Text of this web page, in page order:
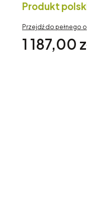
Produkt
Przejdź do pełnego
Cena
1 187,00